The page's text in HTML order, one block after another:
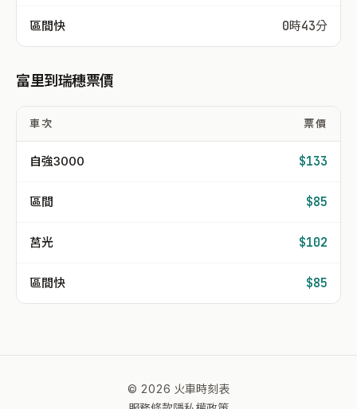
區間快 0時43分
富里到瑞穗票價
車次 票價
自強3000 $133
區間 $85
莒光 $102
區間快 $85
© 2026 火車時刻表